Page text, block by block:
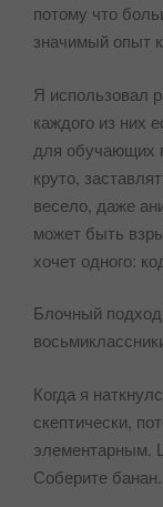
потому что
значимый опыт
Я использовал
каждого из них
для обучающих
круто,
весело, даже
может быть
хочет одного:
Блочный
Когда я
скептически,
элементарным.
Соберите банан.